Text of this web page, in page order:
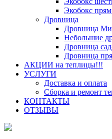
Экобокс
Дровница
Дровница
Небольшие
Дровница
Дровница
АКЦИИ на теплицы!!!
УСЛУГИ
Доставка и оплата
Сборка и ремонт
КОНТАКТЫ
ОТЗЫВЫ